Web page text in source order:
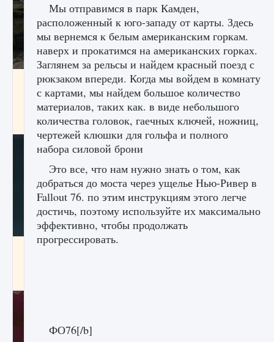
Как исправить текстовую ошибку
пользовательского интерфейса Delta
Force Hawk Ops
9 августа 2024 1 945 0 0
Как проверить статус сервера Delta Force
Мы отправимся в парк Камден,
расположенный к юго-западу от карты. Здесь
мы вернемся к белым американским горкам.
наверх и прокатимся на американских горках.
Заглянем за рельсы и найдем красный поезд с
рюкзаком впереди. Когда мы войдем в комнату
с картами, мы найдем большое количество
материалов, таких как. в виде небольшого
количества головок, гаечных ключей, ножниц,
чертежей клюшки для гольфа и полного
набора силовой брони
Это все, что нам нужно знать о том, как
добраться до моста через ущелье Нью-Ривер в
Fallout 76. по этим инструкциям этого легче
достичь, поэтому используйте их максимально
эффективно, чтобы продолжать
прогрессировать.
ФО76[/b]